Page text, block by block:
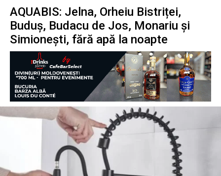
AQUABIS: Jelna, Orheiu Bistriței,
Buduș, Budacu de Jos, Monariu și
Simionești, fără apă la noapte